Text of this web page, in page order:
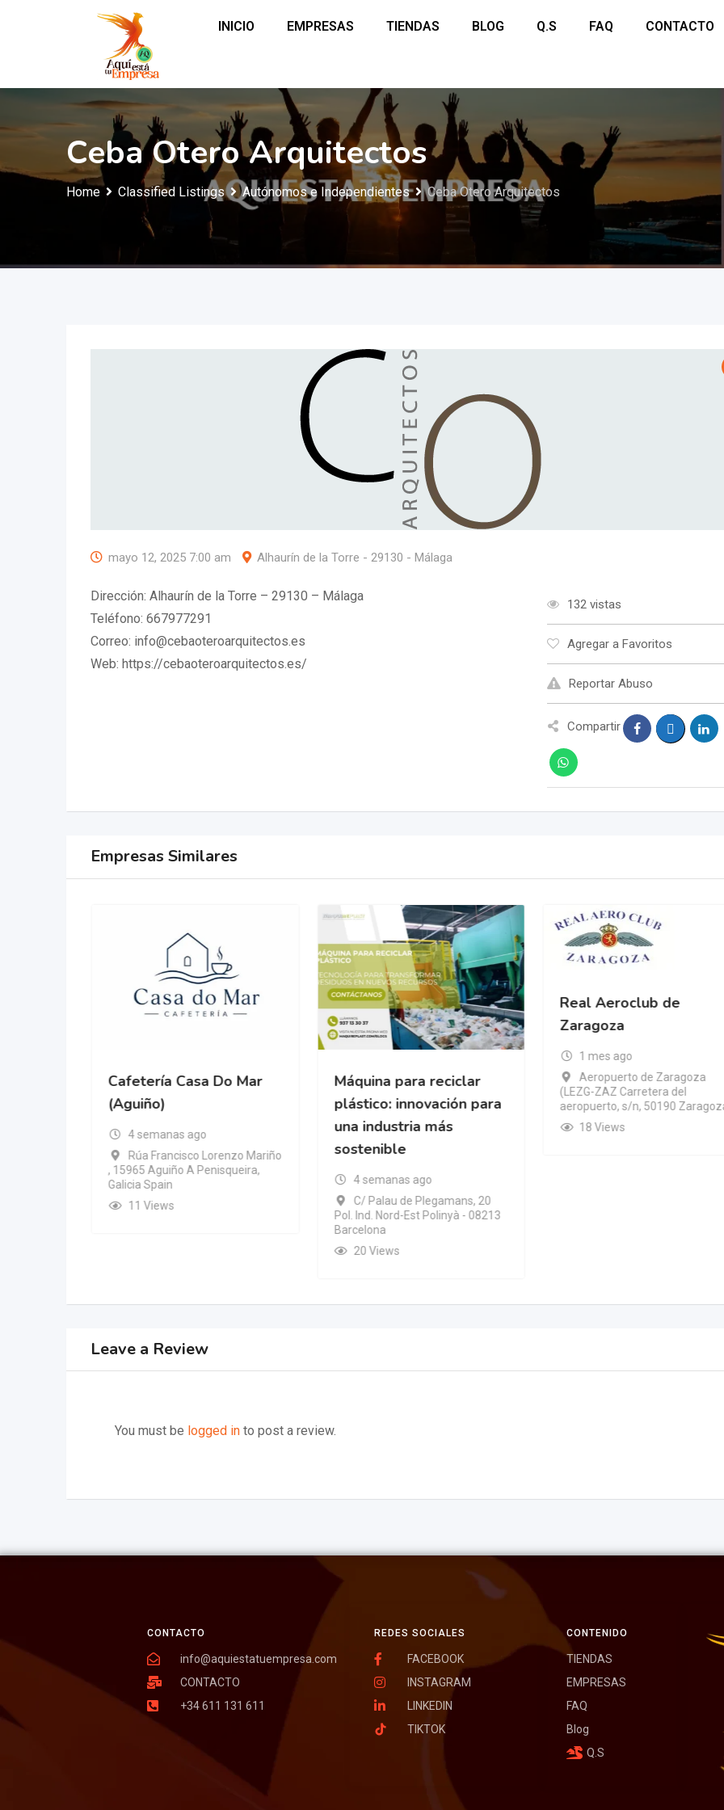
INICIO EMPRESAS TIENDAS BLOG Q.S FAQ CONTACTO
Ceba Otero Arquitectos
Home Classified Listings Autónomos e Independientes Ceba Otero Arquitectos
mayo 12, 2025 7:00 am Alhaurín de la Torre - 29130 - Málaga
Dirección: Alhaurín de la Torre – 29130 – Málaga
Teléfono: 667977291
Correo: info@cebaoteroarquitectos.es
Web: https://cebaoteroarquitectos.es/
132 vistas
Agregar a Favoritos
Reportar Abuso
Compartir
Empresas Similares
Cafetería Casa Do Mar
(Aguiño)
4 semanas ago
Rúa Francisco Lorenzo Mariño
, 15965 Aguiño A Penisqueira,
Galicia Spain
11 Views
Máquina para reciclar
plástico: innovación para
una industria más
sostenible
4 semanas ago
C/ Palau de Plegamans, 20
Pol. Ind. Nord-Est Polinyà - 08213
Barcelona
20 Views
Real Aeroclub de
Zaragoza
1 mes ago
Aeropuerto de Zaragoza
(LEZG-ZAZ Carretera del
aeropuerto, s/n, 50190
18 Views
Leave a Review
You must be logged in to post a review.
CONTACTO
info@aquiestatuempresa.com
CONTACTO
+34 611 131 611
REDES SOCIALES
FACEBOOK
INSTAGRAM
LINKEDIN
TIKTOK
CONTENIDO
TIENDAS
EMPRESAS
FAQ
Blog
Q.S